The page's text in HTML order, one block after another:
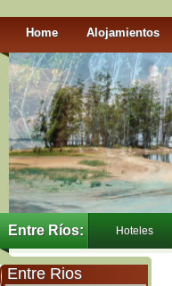
Home Alojamientos
Entre Ríos: Hoteles
Entre Rios